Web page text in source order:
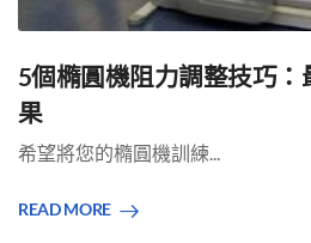
5個橢圓機阻力調整技巧
果
希望將您的橢圓機訓練...
READ MORE